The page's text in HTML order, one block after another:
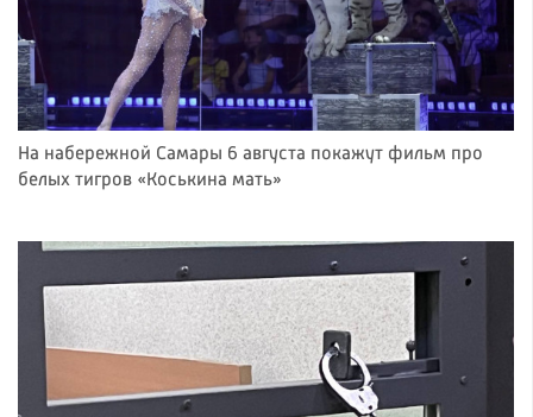
На набережной Самары 6 августа покажут фильм про
белых тигров «Коськина мать»